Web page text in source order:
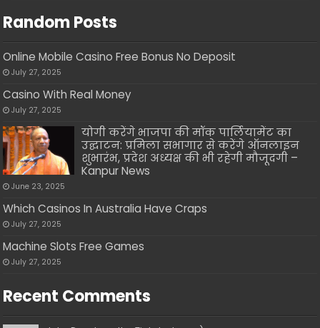
Random Posts
Online Mobile Casino Free Bonus No Deposit
July 27, 2025
Casino With Real Money
July 27, 2025
योगी करेंगे भाजपा की मॉक पार्लियामेंट का
उद्घाटन: प्रमिला सभागार से करेंगे ऑनलाइन
शुभारंभ, प्रदेश अध्यक्ष की भी रहेगी मौजूदगी –
Kanpur News
June 23, 2025
Which Casinos In Australia Have Craps
July 27, 2025
Machine Slots Free Games
July 27, 2025
Recent Comments